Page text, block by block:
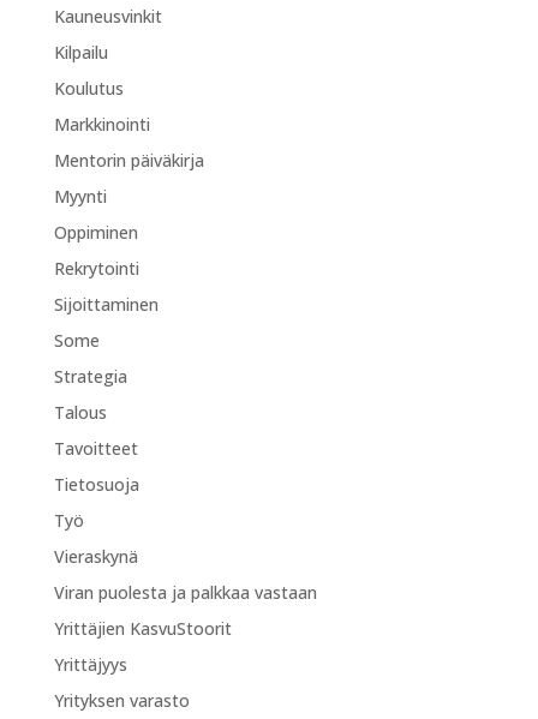
Kauneusvinkit
Kilpailu
Koulutus
Markkinointi
Mentorin päiväkirja
Myynti
Oppiminen
Rekrytointi
Sijoittaminen
Some
Strategia
Talous
Tavoitteet
Tietosuoja
Työ
Vieraskynä
Viran puolesta ja palkkaa vastaan
Yrittäjien KasvuStoorit
Yrittäjyys
Yrityksen varasto